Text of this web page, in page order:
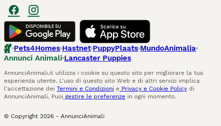
Pets4Homes Hastnet PuppyPlaats MundoAnimalia
Annunci Animali Lancaster Puppies
AnnunciAnimali.it utilizza i cookie su questo sito per migliorare la tua
esperienza utente. L'uso di questo sito Web e di altri servizi implica
l'accettazione dei Termini e Condizioni e Privacy e Cookie Policy di
AnnunciAnimali. Puoi gestire le preferenze in ogni momento.
© Copyright 2026 - AnnunciAnimali